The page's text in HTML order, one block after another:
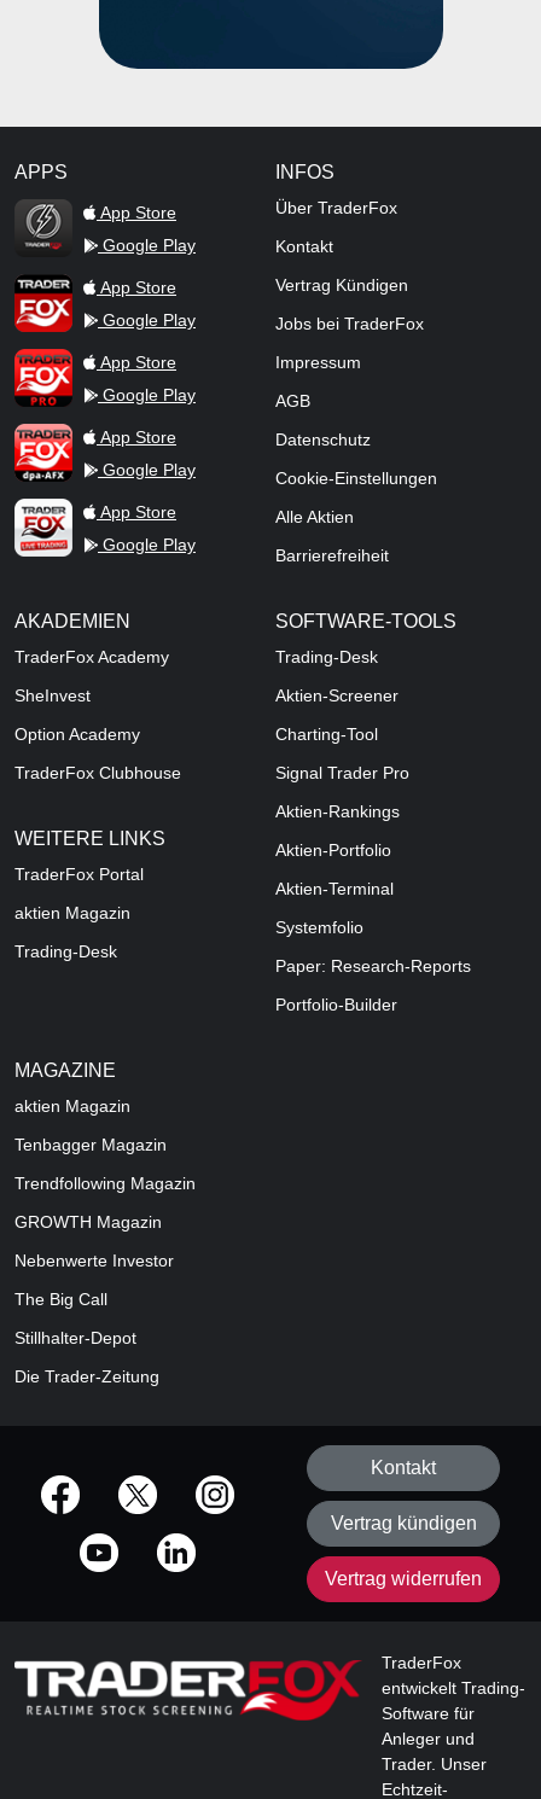
APPS
TraderFox Flash
App Store
Google Play
TraderFox AppApp Store
Google Play
TraderFox ProApp Store
Google Play
TraderFox dpa-AFX ProFeed
App Store
Google Play
TraderFox Live Trading
App Store
Google Play
INFOS
Über TraderFox
Kontakt
Vertrag Kündigen
Jobs bei TraderFox
Impressum
AGB
Datenschutz
Cookie-Einstellungen
Alle Aktien
Barrierefreiheit
AKADEMIEN
TraderFox Academy
SheInvest
Option Academy
TraderFox Clubhouse
WEITERE LINKS
TraderFox Portal
aktien Magazin
Trading-Desk
SOFTWARE-TOOLS
Trading-Desk
Aktien-Screener
Charting-Tool
Signal Trader Pro
Aktien-Rankings
Aktien-Portfolio
Aktien-Terminal
Systemfolio
Paper: Research-Reports
Portfolio-Builder
MAGAZINE
aktien Magazin
Tenbagger Magazin
Trendfollowing Magazin
GROWTH Magazin
Nebenwerte Investor
The Big Call
Stillhalter-Depot
Die Trader-Zeitung
offizielle Social Media-Accounts
Kontakt
Vertrag kündigen
Vertrag widerrufen
TraderFox
entwickelt Trading-
Software für
Anleger und
Trader. Unser
Echtzeit-